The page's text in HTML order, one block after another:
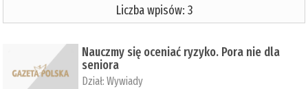
Liczba wpisów: 3
Nauczmy się oceniać ryzyko. Pora nie dla
seniora
Dział:Wywiady